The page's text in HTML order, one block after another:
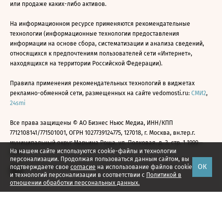
На нашем сайте используются cookie-файлы и технологии
персонализации. Продолжая пользоваться данным сайтом, вы
подтверждаете свое согласие на использование файлов cookie
и технологий персонализации в соответствии с Политикой в
отношении обработки персональных данных.
ОК
или продаже каких-либо активов.
На информационном ресурсе применяются рекомендательные
технологии (информационные технологии предоставления
информации на основе сбора, систематизации и анализа сведений,
относящихся к предпочтениям пользователей сети «Интернет»,
находящихся на территории Российской Федерации).
Правила применения рекомендательных технологий в виджетах
рекламно-обменной сети, размещенных на сайте vedomosti.ru: СМИ2,
24smi
Все права защищены © АО Бизнес Ньюс Медиа, ИНН/КПП
7712108141/771501001, ОГРН 1027739124775, 127018, г. Москва, вн.тер.г.
муниципальный округ Марьина Роща, ул. Полковая, д. 3, стр. 1 1999—
2026